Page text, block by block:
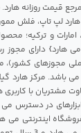
لپ تاپ، فلش
و ترکیه؛
هارد} دارای
مجوزهای کشور)،
مرکز هارد
مشتریان با
در دسترس
اینترنتی می